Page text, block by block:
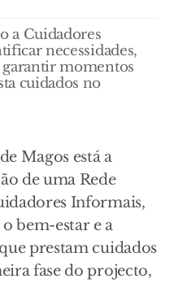
a Cuidadores
necessidades,
momentos
cuidados no
Magos está a
de uma Rede
Informais,
bem-estar e a
prestam cuidados
fase do projecto,